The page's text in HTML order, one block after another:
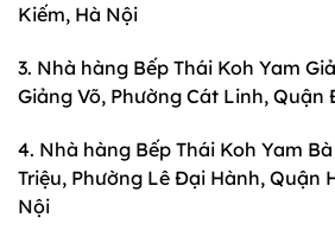
Kiếm, Hà Nội
3. Nhà hàng Bếp Thái Koh Yam
Giảng Võ, Phường Cát Linh,
4. Nhà hàng Bếp Thái Koh Yam
Triệu, Phường Lê Đại Hành, Quận
Nội